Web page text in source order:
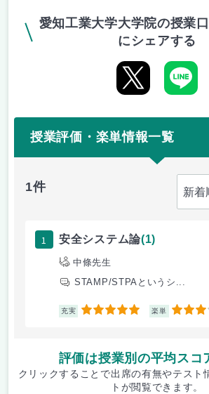
愛知工業大学大学院の授業
にシェアする
授業評価・楽単情報一覧
1件
1 安全システム論(1)
中條先生
STAMP/STPAというシ...
充実 5 楽単 3
評価は授業別の平均スコ
クリックすることで出席の有無やテスト
トが閲覧できます。